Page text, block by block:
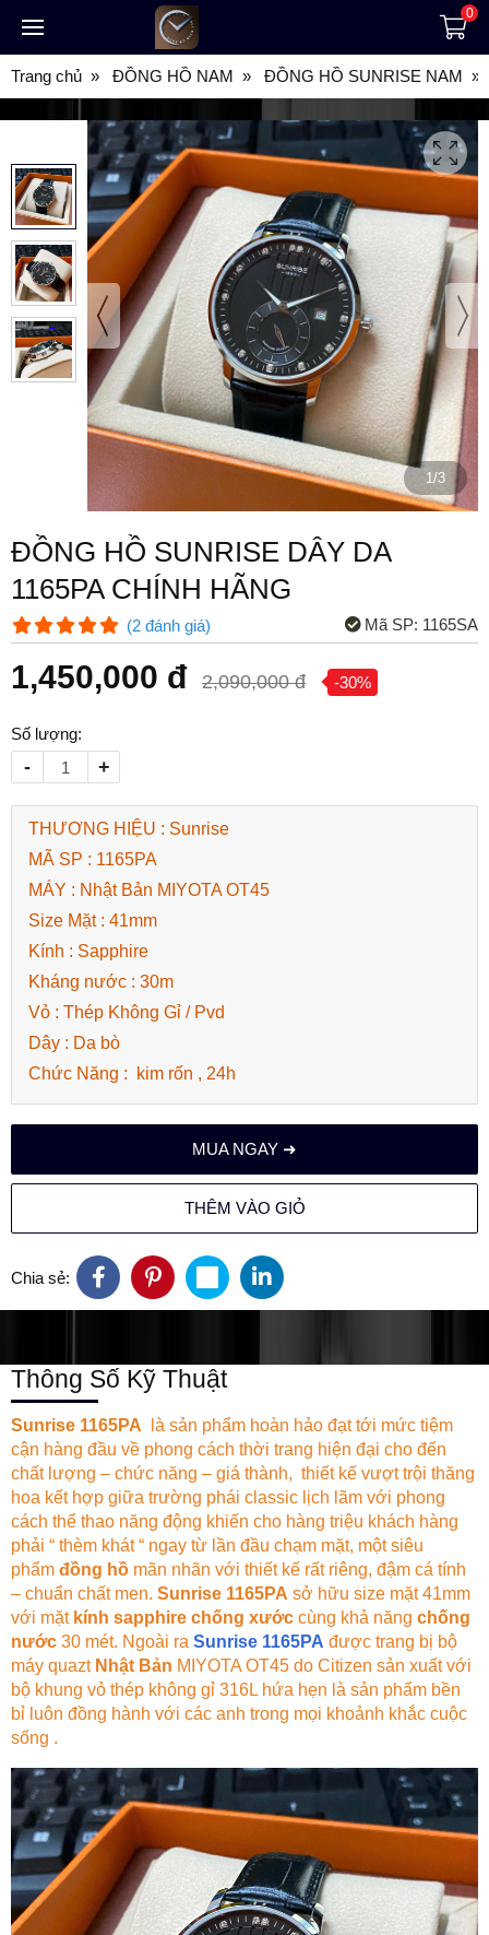
0
Trang chủ ĐỒNG HỒ NAM ĐỒNG HỒ SUNRISE NAM
1/3
ĐỒNG HỒ SUNRISE DÂY DA
1165PA CHÍNH HÃNG
(2 đánh giá) Mã SP: 1165SA
1,450,000 đ 2,090,000 đ -30%
Số lượng:
- +
THƯƠNG HIỆU : Sunrise
MÃ SP : 1165PA
MÁY : Nhật Bản MIYOTA OT45
Size Mặt : 41mm
Kính : Sapphire
Kháng nước : 30m
Vỏ : Thép Không Gỉ / Pvd
Dây : Da bò
Chức Năng : kim rốn , 24h
MUA NGAY ➜
THÊM VÀO GIỎ
Chia sẻ:
Thông Số Kỹ Thuật
Sunrise 1165PA là sản phẩm hoàn hảo đạt tới mức tiệm
cận hàng đầu về phong cách thời trang hiện đại cho đến
chất lượng – chức năng – giá thành, thiết kế vượt trội thăng
hoa kết hợp giữa trường phái classic lịch lãm với phong
cách thể thao năng động khiến cho hàng triệu khách hàng
phải “ thèm khát “ ngay từ lần đầu chạm mặt, một siêu
phẩm đồng hồ mãn nhãn với thiết kế rất riêng, đậm cá tính
– chuẩn chất men. Sunrise 1165PA sở hữu size mặt 41mm
với mặt kính sapphire chống xước cùng khả năng chống
nước 30 mét. Ngoài ra Sunrise 1165PA được trang bị bộ
máy quazt Nhật Bản MIYOTA OT45 do Citizen sản xuất với
bộ khung vỏ thép không gỉ 316L hứa hẹn là sản phẩm bền
bỉ luôn đồng hành với các anh trong mọi khoảnh khắc cuộc
sống .